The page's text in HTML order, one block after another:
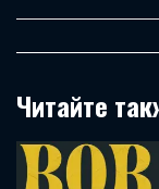
Читайте